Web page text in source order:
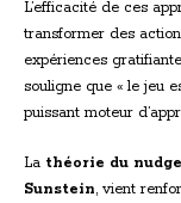
L’efficacité de ces
transformer des
expériences
souligne que « le jeu
puissant moteur
La théorie du nudge
Sunstein, vient